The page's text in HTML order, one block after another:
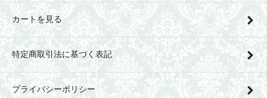
カートを見る
特定商取引法に基づく表記
プライバシーポリシー